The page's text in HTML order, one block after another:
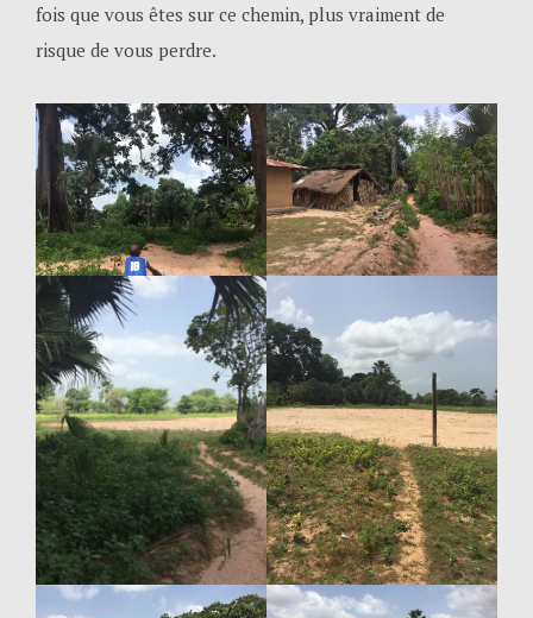
fois que vous êtes sur ce chemin, plus vraiment de
risque de vous perdre.